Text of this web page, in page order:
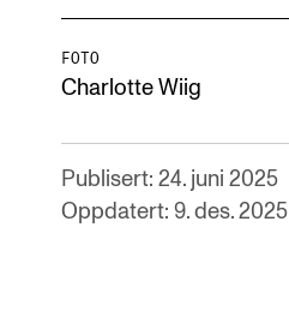
FOTO
Charlotte Wiig
Publisert: 24. juni 2025
Oppdatert: 9. des. 2025